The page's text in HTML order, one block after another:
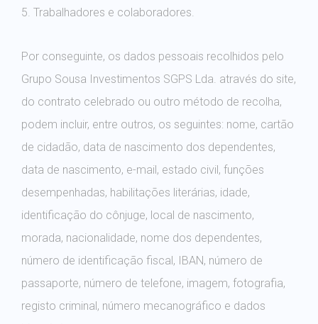
5. Trabalhadores e colaboradores.
Por conseguinte, os dados pessoais recolhidos pelo
Grupo Sousa Investimentos SGPS Lda. através do site,
do contrato celebrado ou outro método de recolha,
podem incluir, entre outros, os seguintes: nome, cartão
de cidadão, data de nascimento dos dependentes,
data de nascimento, e-mail, estado civil, funções
desempenhadas, habilitações literárias, idade,
identificação do cônjuge, local de nascimento,
morada, nacionalidade, nome dos dependentes,
número de identificação fiscal, IBAN, número de
passaporte, número de telefone, imagem, fotografia,
registo criminal, número mecanográfico e dados